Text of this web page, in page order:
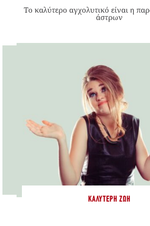
Το καλύτερο αγχολυτικό είναι η
άστρων
ΚΑΛΎΤΕΡΗ ΖΩΉ